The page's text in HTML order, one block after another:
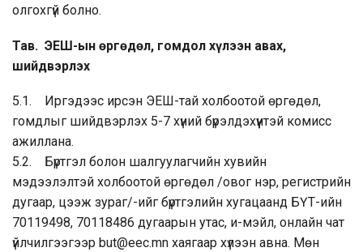
олгохгүй болно.
Тав. ЭЕШ-ын өргөдөл, гомдол хүлээн авах,
шийдвэрлэх
5.1. Иргэдээс ирсэн ЭЕШ-тай холбоотой өргөдөл,
гомдлыг шийдвэрлэх 5-7 хүний бүрэлдэхүүнтэй комисс
ажиллана.
5.2. Бүртгэл болон шалгуулагчийн хувийн
мэдээлэлтэй холбоотой өргөдөл /овог нэр, регистрийн
дугаар, цээж зураг/-ийг бүртгэлийн хугацаанд БҮТ-ийн
70119498, 70118486 дугаарын утас, и-мэйл, онлайн чат
үйлчилгээгээр but@eec.mn хаягаар хүлээн авна. Мөн